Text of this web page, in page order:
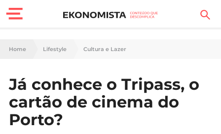
Finanças Pessoais
Carreira
Casa
Home Lifestyle Cultura e Lazer
Já conhece o Tripass, o
cartão de cinema do
Porto?